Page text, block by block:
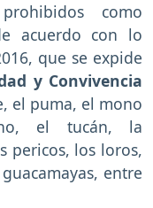
como
acuerdo con lo
que se expide
y Convivencia
el puma, el mono
el tucán, la
pericos, los loros,
entre